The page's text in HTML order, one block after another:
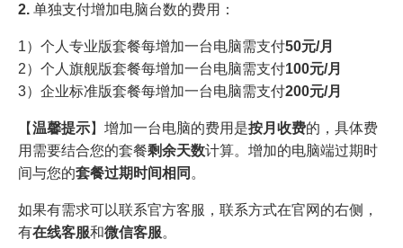
2. 单独支付增加电脑台数的费用：
1）个人专业版套餐每增加一台电脑需支付50元/月
2）个人旗舰版套餐每增加一台电脑需支付100元/月
3）企业标准版套餐每增加一台电脑需支付200元/月
【温馨提示】增加一台电脑的费用是按月收费的，具体费
用需要结合您的套餐剩余天数计算。增加的电脑端过期时
间与您的套餐过期时间相同 。
如果有需求可以联系官方客服，联系方式在官网的右侧，
有在线客服和微信客服。